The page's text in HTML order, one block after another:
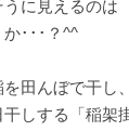
に見えるのは
･･･？^^
田んぼで干し、
しする「稲架